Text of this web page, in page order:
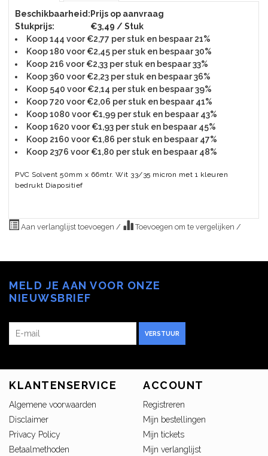
Beschikbaarheid: Prijs op aanvraag
Stukprijs:
€3,49 / Stuk
Koop 144 voor €2,77 per stuk en bespaar 21%
Koop 180 voor €2,45 per stuk en bespaar 30%
Koop 216 voor €2,33 per stuk en bespaar 33%
Koop 360 voor €2,23 per stuk en bespaar 36%
Koop 540 voor €2,14 per stuk en bespaar 39%
Koop 720 voor €2,06 per stuk en bespaar 41%
Koop 1080 voor €1,99 per stuk en bespaar 43%
Koop 1620 voor €1,93 per stuk en bespaar 45%
Koop 2160 voor €1,86 per stuk en bespaar 47%
Koop 2376 voor €1,80 per stuk en bespaar 48%
PVC Solvent 50mm x 66mtr. Wit 33/35 micron met 1 kleuren
bedrukt Diapositief
Aan verlanglijst toevoegen / Toevoegen om te vergelijken /
MELD JE AAN VOOR ONZE
NIEUWSBRIEF
VERSTUUR
KLANTENSERVICE
Algemene voorwaarden
Disclaimer
Privacy Policy
Betaalmethoden
ACCOUNT
Registreren
Mijn bestellingen
Mijn tickets
Mijn verlanglijst